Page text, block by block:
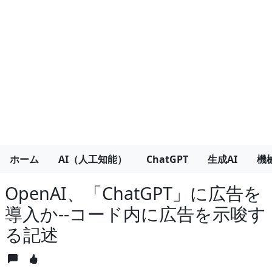
ホーム AI（人工知能） ChatGPT 生成AI 機
OpenAI、「ChatGPT」に広告を
導入か--コード内に広告を示唆す
る記述